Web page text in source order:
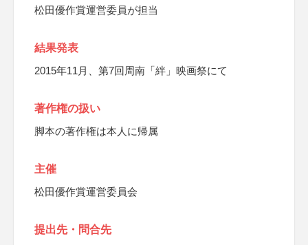
松田優作賞運営委員が担当
結果発表
2015年11月、第7回周南「絆」映画祭にて
著作権の扱い
脚本の著作権は本人に帰属
主催
松田優作賞運営委員会
提出先・問合先